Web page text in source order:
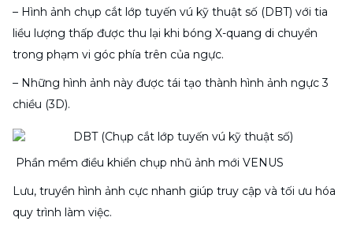
– Hình ảnh chụp cắt lớp tuyến vú kỹ thuật số (DBT) với tia
liều lượng thấp được thu lại khi bóng X-quang di chuyển
trong phạm vi góc phía trên của ngực.
– Những hình ảnh này được tái tạo thành hình ảnh ngực 3
chiều (3D).
Phần mềm điều khiển chụp nhũ ảnh mới VENUS
Lưu, truyền hình ảnh cực nhanh giúp truy cập và tối ưu hóa
quy trình làm việc.